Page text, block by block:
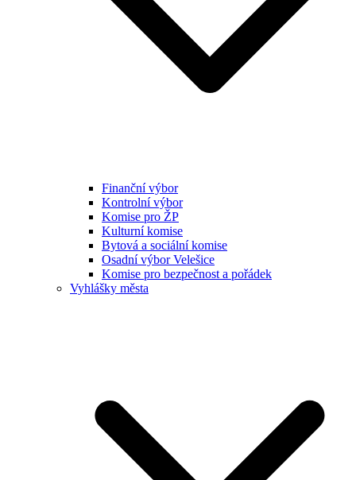
Finanční výbor
Kontrolní výbor
Komise pro ŽP
Kulturní komise
Bytová a sociální komise
Osadní výbor Velešice
Komise pro bezpečnost a pořádek
Vyhlášky města